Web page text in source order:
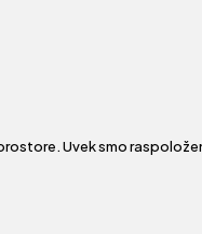
Uvek smo